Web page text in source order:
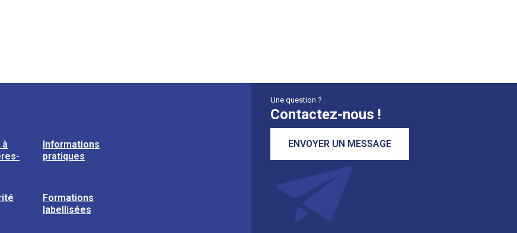
à
Informations
pratiques
Formations
labellisées
Une question ?
Contactez-nous !
ENVOYER UN MESSAGE